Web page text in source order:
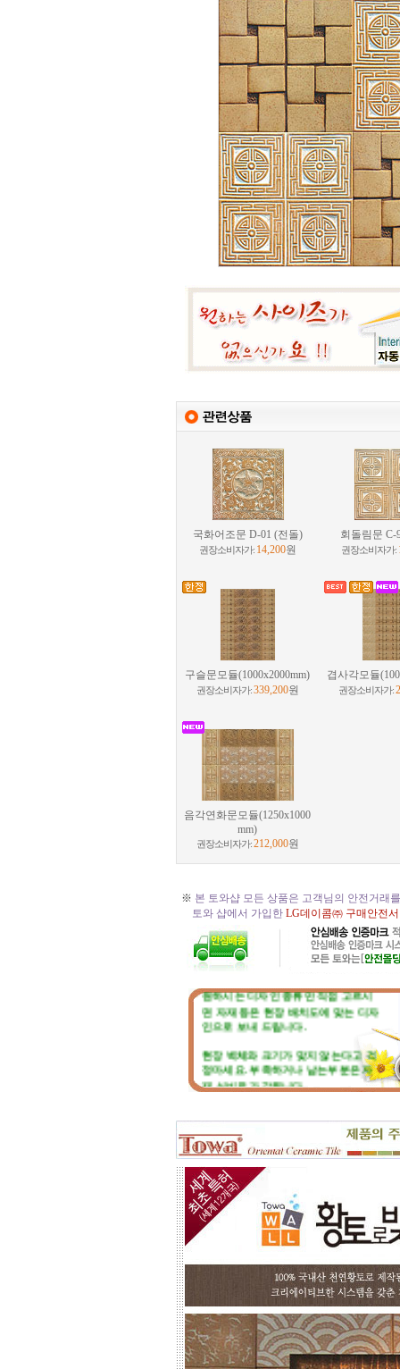
국화어조문 D-01 (전돌)
권장소비자가: 14,200원
회돌림문 C-
권장소비자가:
구슬문모듈(1000x2000mm)
권장소비자가:339,200원
겹사각모듈
권장소비자가:
음각연화문모듈(1250x1000
mm)
권장소비자가:212,000원
※ 본 토와샵 모든 상품은 고객님의 안전거래
토와 샵에서 가입한 LG데이콤㈜ 구매안전
☆토와 주문, 시공의뢰 절차☆
원하시는 디자인 종류만 직접 고르시
면 자재 등은 현장 배치도에 맞는 디자
인으로 보내 드립니다.
현장 벽체와 크기가 맞지 않는다고 걱
정마세요. 부족하거나 남는부분은 자
재 실비로 가감됩니다.
번호가 있으니, 근처에 타일공을 불러
직접 시공하시고, 번거러워 저희 시공
팀에 의뢰하시면, 시공 포함한 세부 견
적도 가능합니다.
☆포인트 벽화는 토아트에서..
고객님 댁, 벽체 가로세로 크기를 줄자
로 길이를 대략 재어 보시고,
토와의 포인트 컨셉만 골라주시면 최
선의 디자인+견적을 드립니다.
예산에 따라 포인트 벽화부분 즉, 토
아트의 작품크기를 줄이면 저렴하게
도 가능하오니, 거실 아트월 이외에는
토와월과 같은 패턴타일 위주로 디자
인해도 친환경과 기능성 자재의 성능